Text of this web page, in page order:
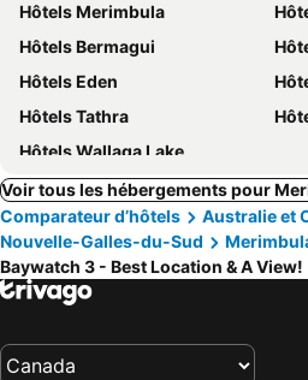
Hôtels Merimbula
Hôtels Bermagui
Hôtels Eden
Hôtels Tathra
Hôtels Wallaga Lake
Voir tous les hébergements pour
Comparateur d’hôtels
Australie et
Nouvelle-Galles-du-Sud
Baywatch 3 - Best Location & A View!